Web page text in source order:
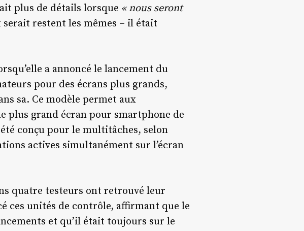
plus de détails lorsque « nous seront
restent les mêmes – il était
a annoncé le lancement du
pour des écrans plus grands,
sa. Ce modèle permet aux
plus grand écran pour smartphone de
conçu pour le multitâches, selon
actives simultanément sur l’écran
quatre testeurs ont retrouvé leur
ces unités de contrôle, affirmant que le
et qu’il était toujours sur le